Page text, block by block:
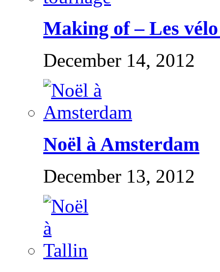
Making of – Les
December 14, 2012
Noël à Amsterdam
December 13, 2012